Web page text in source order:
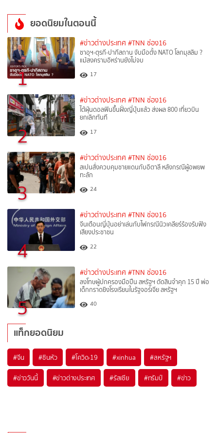
ยอดนิยมในตอนนี้
1
#ข่าวต่างประเทศ #TNN ช่อง16
ซาอุฯ-ตุรกี-ปากีสถาน จับมือตั้ง NATO โลกมุสลิม ?
แม้สงครามอิหร่านยังไม่จบ
17
2
#ข่าวต่างประเทศ #TNN ช่อง16
ไต้ฝุ่นดอลฟินขึ้นฝั่งญี่ปุ่นแล้ว ส่งผล 800 เที่ยวบิน
ยกเลิกทันที
17
3
#ข่าวต่างประเทศ #TNN ช่อง16
สเปนสั่งควบคุมชายแดนกับอิตาลี หลังกรณีผู้อพยพ
ทะลัก
24
4
#ข่าวต่างประเทศ #TNN ช่อง16
จีนเตือนญี่ปุ่นอย่าเล่นกับไฟกรณีนิวเคลียร์ร้องรับฟัง
เสียงประชาชน
22
5
#ข่าวต่างประเทศ #TNN ช่อง16
ลงโทษผู้ปกครองมือปืน สหรัฐฯ ตัดสินจำคุก 15 ปี พ่อ
เด็กกราดยิงโรงเรียนในรัฐจอร์เจีย สหรัฐฯ
40
แท็กยอดนิยม
#จีน #ซินหัว #โควิด-19 #xinhua #สหรัฐฯ
#ข่าววันนี้ #ข่าวต่างประเทศ #รัสเซีย #ทรัมป์ #ข่าว